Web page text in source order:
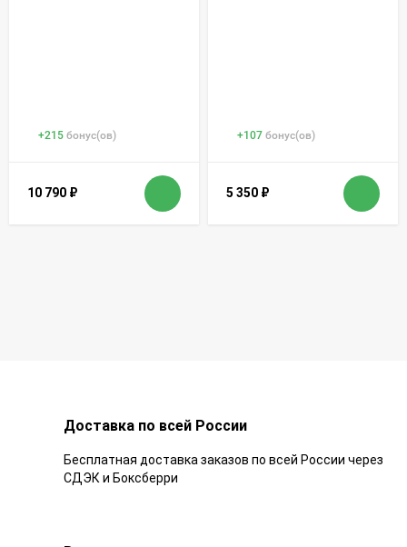
+215 бонус(ов)
10 790 ₽
+107 бонус(ов)
5 350 ₽
Доставка по всей России
Бесплатная доставка заказов по всей России через
СДЭК и Боксберри